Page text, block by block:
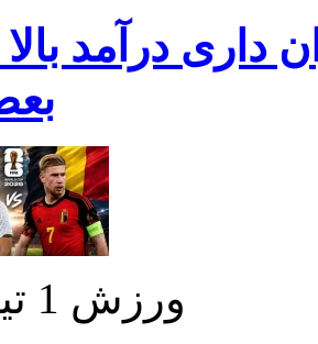
درآمد بالا
ورزش 1 تیر 1405